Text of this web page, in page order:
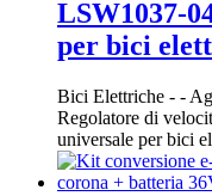
LSW1037-
per bici
Bici Elettriche - -
Regolatore di
universale per bici